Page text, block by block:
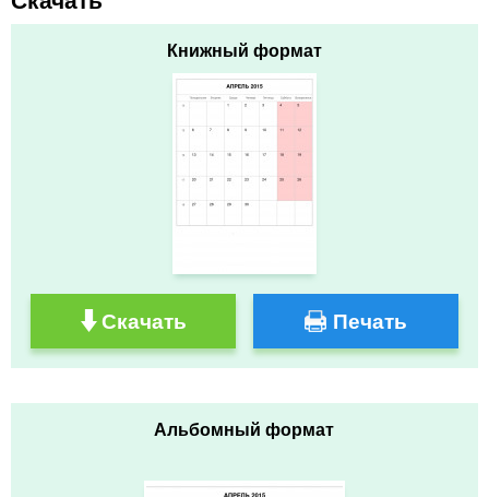
Книжный формат
Скачать Печать
Альбомный формат